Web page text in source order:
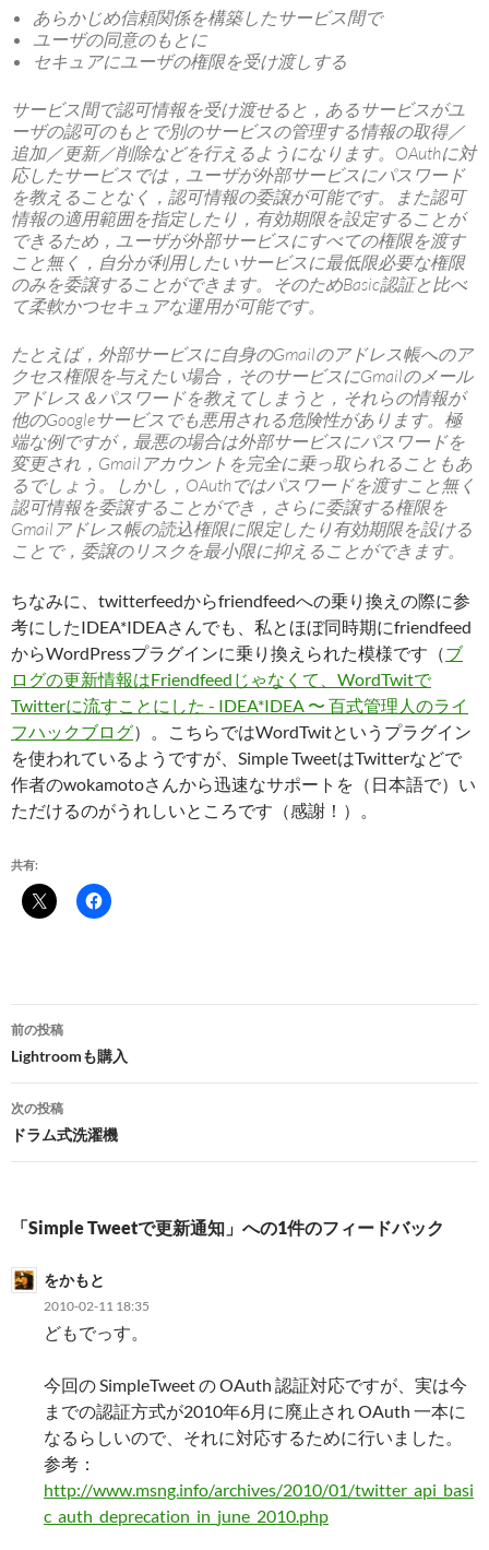
あらかじめ信頼関係を構築したサービス間で
ユーザの同意のもとに
セキュアにユーザの権限を受け渡しする
サービス間で認可情報を受け渡せると，あるサービスがユ
ーザの認可のもとで別のサービスの管理する情報の取得／
追加／更新／削除などを行えるようになります。OAuthに対
応したサービスでは，ユーザが外部サービスにパスワード
を教えることなく，認可情報の委譲が可能です。また認可
情報の適用範囲を指定したり，有効期限を設定することが
できるため，ユーザが外部サービスにすべての権限を渡す
こと無く，自分が利用したいサービスに最低限必要な権限
のみを委譲することができます。そのためBasic認証と比べ
て柔軟かつセキュアな運用が可能です。
たとえば，外部サービスに自身のGmailのアドレス帳へのア
クセス権限を与えたい場合，そのサービスにGmailのメール
アドレス＆パスワードを教えてしまうと，それらの情報が
他のGoogleサービスでも悪用される危険性があります。極
端な例ですが，最悪の場合は外部サービスにパスワードを
変更され，Gmailアカウントを完全に乗っ取られることもあ
るでしょう。しかし，OAuthではパスワードを渡すこと無く
認可情報を委譲することができ，さらに委譲する権限を
Gmailアドレス帳の読込権限に限定したり有効期限を設ける
ことで，委譲のリスクを最小限に抑えることができます。
ちなみに、twitterfeedからfriendfeedへの乗り換えの際に参
考にしたIDEA*IDEAさんでも、私とほぼ同時期にfriendfeed
からWordPressプラグインに乗り換えられた模様です（ブ
ログの更新情報はFriendfeedじゃなくて、WordTwitで
Twitterに流すことにした - IDEA*IDEA 〜 百式管理人のライ
フハックブログ）。こちらではWordTwitというプラグイン
を使われているようですが、Simple TweetはTwitterなどで
作者のwokamotoさんから迅速なサポートを（日本語で）い
ただけるのがうれしいところです（感謝！）。
共有:
投
稿
ナ
ビ
ゲ
ー
ョ
前の投稿
Lightroomも購入
次の投稿
ドラム式洗濯機
「Simple Tweetで更新通知」への1件のフィードバック
をかもと
2010-02-11 18:35
どもでっす。
今回の SimpleTweet の OAuth 認証対応ですが、実は今
までの認証方式が2010年6月に廃止され OAuth 一本に
なるらしいので、それに対応するために行いました。
参考：
http://www.msng.info/archives/2010/01/twitter_api_basi
c_auth_deprecation_in_june_2010.php